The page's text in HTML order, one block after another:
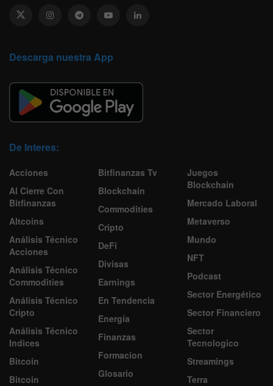
Descarga nuestra App
De Interes:
Acciones
Al Cierre Con
Bitfinanzas
Altcoins
Análisis Técnico
Acciones
Análisis Técnico
Commodities
Análisis Técnico
Cripto
Análisis Técnico
Indices
Bitcoin
Bitcoin
Bitfinanzas Tv
Blockchain
Commodities
Cripto
DeFi
Divisas
Earnings
En Tendencia
Energía
Finanzas
Formacion
Glosario
Juegos
Blockchain
Mercado Laboral
Metaverso
Mundo
NFT
Podcast
Sector Energético
Sector Financiero
Sector
Tecnologico
Streamings
Terra